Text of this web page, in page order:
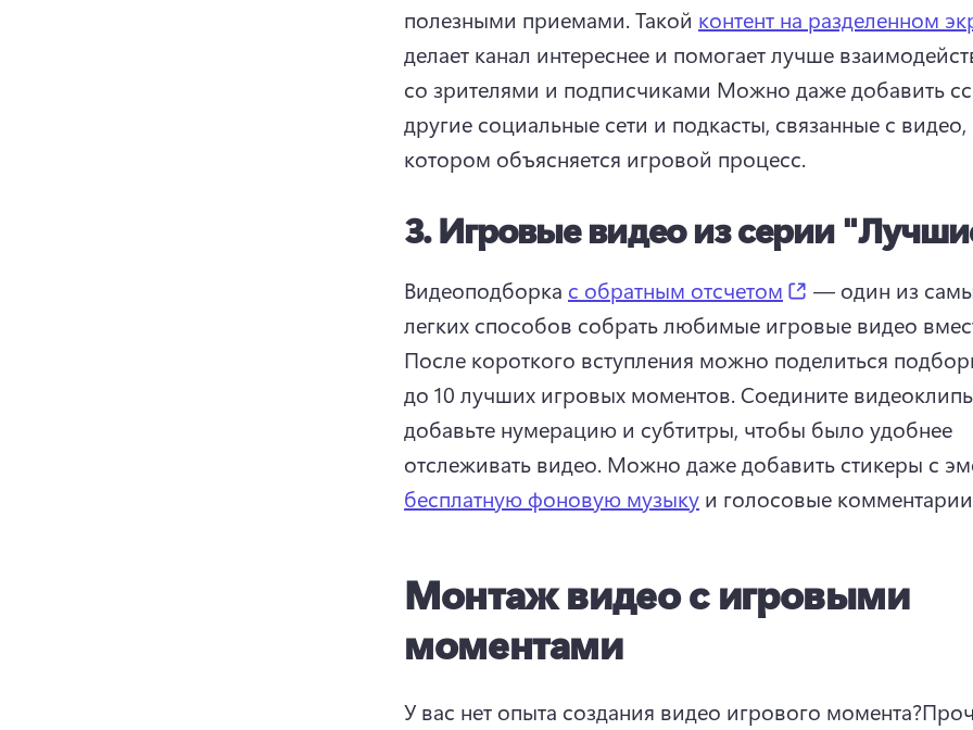
полезными приемами. Такой контент на разделенном
делает канал интереснее и помогает лучше
со зрителями и подписчиками Можно даже добавить
другие социальные сети и подкасты, связанные с видео,
котором объясняется игровой процесс.
3.Игровые видео из серии
Видеоподборка с обратным отсчетом (opens in a new
— один из
После короткого вступления можно поделиться
до 10 лучших игровых моментов. Соедините
добавьте нумерацию и субтитры, чтобы было удобнее
отслеживать видео. Можно даже добавить стикеры с
бесплатную фоновую музыку и голосовые
Монтаж видео с игровыми
моментами
У вас нет опыта создания видео игрового момента?